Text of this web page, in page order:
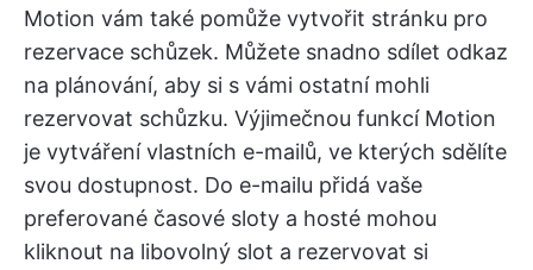
Motion vám také pomůže vytvořit stránku pro
rezervace schůzek. Můžete snadno sdílet odkaz
na plánování, aby si s vámi ostatní mohli
rezervovat schůzku. Výjimečnou funkcí Motion
je vytváření vlastních e-mailů, ve kterých sdělíte
svou dostupnost. Do e-mailu přidá vaše
preferované časové sloty a hosté mohou
kliknout na libovolný slot a rezervovat si